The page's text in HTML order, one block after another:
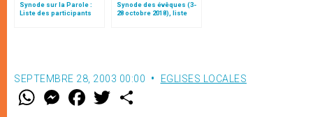
Synode sur la Parole :
Liste des participants
Synode des évêques (3-
28 octobre 2018), liste
SEPTEMBRE 28, 2003 00:00 EGLISES LOCALES
W M
e
F
a w